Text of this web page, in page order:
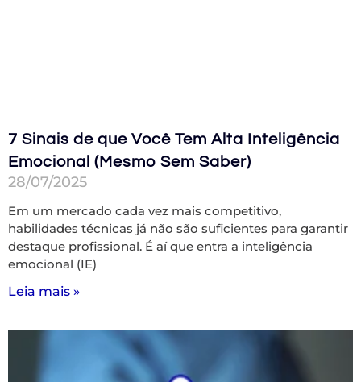
7 Sinais de que Você Tem Alta Inteligência
Emocional (Mesmo Sem Saber)
28/07/2025
Em um mercado cada vez mais competitivo,
habilidades técnicas já não são suficientes para garantir
destaque profissional. É aí que entra a inteligência
emocional (IE)
Leia mais »